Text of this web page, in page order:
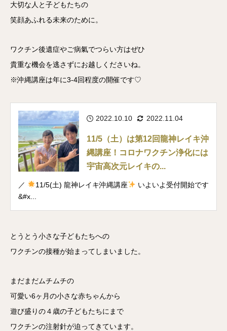
大切な人と子どもたちの
笑顔あふれる未来のために。
ワクチン後遺症やご病氣でつらい方はぜひ
貴重な機会を逃さずにお越しくださいね。
※沖縄講座は年に3-4回程度の開催です♡
2022.10.10 2022.11.04
11/5（土）は第12回龍神レイキ沖
縄講座！コロナワクチン浄化には
宇宙高次元レイキの...
／ 11/5(土) 龍神レイキ沖縄講座
いよいよ受付開始です
&#x...
とうとう小さな子どもたちへの
ワクチンの接種が始まってしまいました。
まだまだムチムチの
可愛い6ヶ月の小さな赤ちゃんから
遊び盛りの４歳の子どもたちにまで
ワクチンの注射針が迫ってきています。